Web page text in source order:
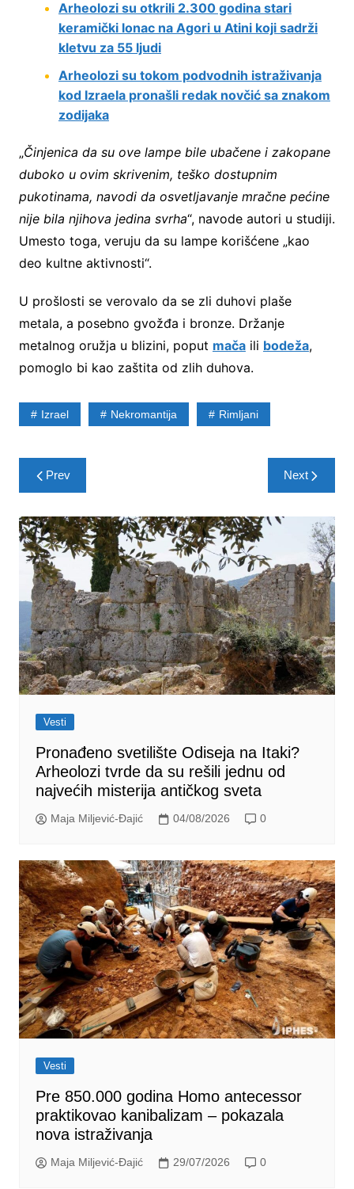
Arheolozi su otkrili 2.300 godina stari
keramički lonac na Agori u Atini koji sadrži
kletvu za 55 ljudi
Arheolozi su tokom podvodnih istraživanja
kod Izraela pronašli redak novčić sa znakom
zodijaka
„Činjenica da su ove lampe bile ubačene i zakopane
duboko u ovim skrivenim, teško dostupnim
pukotinama, navodi da osvetljavanje mračne pećine
nije bila njihova jedina svrha“, navode autori u studiji.
Umesto toga, veruju da su lampe korišćene „kao
deo kultne aktivnosti“.
U prošlosti se verovalo da se zli duhovi plaše
metala, a posebno gvožđa i bronze. Držanje
metalnog oružja u blizini, poput mačaili bodeža,
pomoglo bi kao zaštita od zlih duhova.
Izrael Nekromantija Rimljani
Post
navigation
Prev Next
Vesti
Pronađeno svetilište Odiseja na Itaki?
Arheolozi tvrde da su rešili jednu od
najvećih misterija antičkog sveta
Maja Miljević-Đajić 04/08/2026 0
Vesti
Pre 850.000 godina Homo antecessor
praktikovao kanibalizam – pokazala
nova istraživanja
Maja Miljević-Đajić 29/07/2026 0